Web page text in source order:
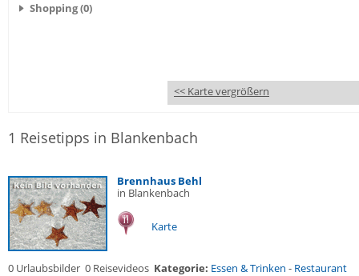
Shopping (0)
<< Karte vergrößern
1 Reisetipps in Blankenbach
Brennhaus Behl
in Blankenbach
Karte
0 Urlaubsbilder 0 Reisevideos Kategorie: Essen & Trinken - Restaurant